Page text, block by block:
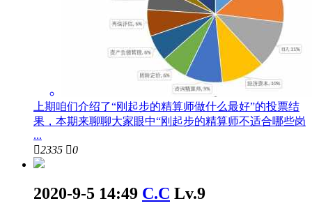
上期咱们介绍了“刚起步的精算师做什么最好”的投票结
果，本期来聊聊大家眼中“刚起步的精算师不适合哪些岗
...
2335 0
2020-9-5 14:49 C.C Lv.9